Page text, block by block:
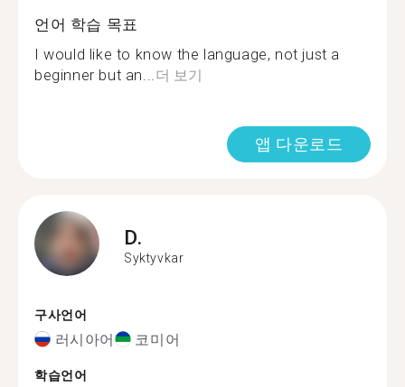
언어 학습 목표
I would like to know the language, not just a
beginner but an...더 보기
앱 다운로드
D.
Syktyvkar
구사언어
러시아어 코미어
학습언어